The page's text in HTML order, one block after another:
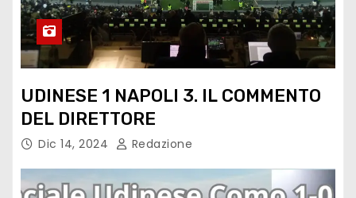
UDINESE 1 NAPOLI 3. IL COMMENTO
DEL DIRETTORE
Dic 14, 2024 Redazione